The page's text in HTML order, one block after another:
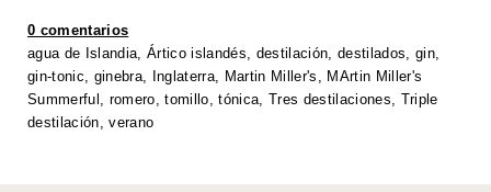
A
p
p
o
o
n
n
k
0 comentarios
agua de Islandia, Ártico islandés, destilación, destilados, gin,
gin-tonic, ginebra, Inglaterra, Martin Miller's , MArtin Miller's
Summerful , romero,tomillo,tónica, Tres destilaciones, Triple
destilación,verano